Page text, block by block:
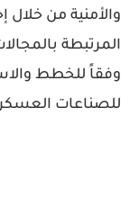
والأمنية من خلال
المرتبطة
وفقاً للخطط
للصناعات